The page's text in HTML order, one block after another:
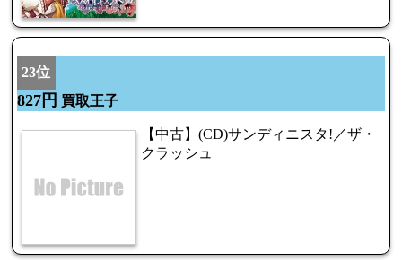
23位
827円 買取王子
【中古】(CD)サンディニスタ!／ザ・
クラッシュ